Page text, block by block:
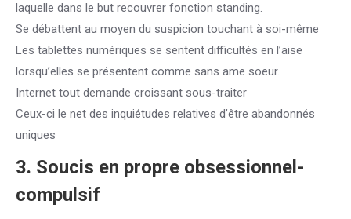
laquelle dans le but recouvrer fonction standing.
Se débattent au moyen du suspicion touchant à soi-même
Les tablettes numériques se sentent difficultés en l’aise
lorsqu’elles se présentent comme sans ame soeur.
Internet tout demande croissant sous-traiter
Ceux-ci le net des inquiétudes relatives d’être abandonnés
uniques
3. Soucis en propre obsessionnel-
compulsif